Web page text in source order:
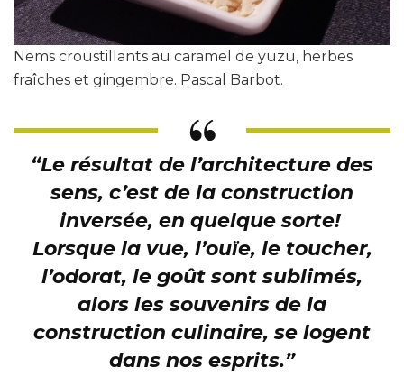
Nems croustillants au caramel de yuzu, herbes
fraîches et gingembre. Pascal Barbot.
“Le résultat de l’architecture des
sens, c’est de la construction
inversée, en quelque sorte!
Lorsque la vue, l’ouïe, le toucher,
l’odorat, le goût sont sublimés,
alors les souvenirs de la
construction culinaire, se logent
dans nos esprits.”